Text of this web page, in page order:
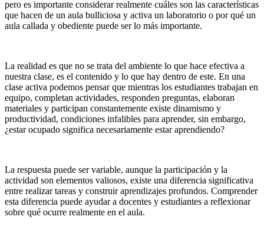
pero es importante considerar realmente cuáles son las características
que hacen de un aula bulliciosa y activa un laboratorio o por qué un
aula callada y obediente puede ser lo más importante.
La realidad es que no se trata del ambiente lo que hace efectiva a
nuestra clase, es el contenido y lo que hay dentro de este. En una
clase activa podemos pensar que mientras los estudiantes trabajan en
equipo, completan actividades, responden preguntas, elaboran
materiales y participan constantemente existe dinamismo y
productividad, condiciones infalibles para aprender, sin embargo,
¿estar ocupado significa necesariamente estar aprendiendo?
La respuesta puede ser variable, aunque la participación y la
actividad son elementos valiosos, existe una diferencia significativa
entre realizar tareas y construir aprendizajes profundos. Comprender
esta diferencia puede ayudar a docentes y estudiantes a reflexionar
sobre qué ocurre realmente en el aula.